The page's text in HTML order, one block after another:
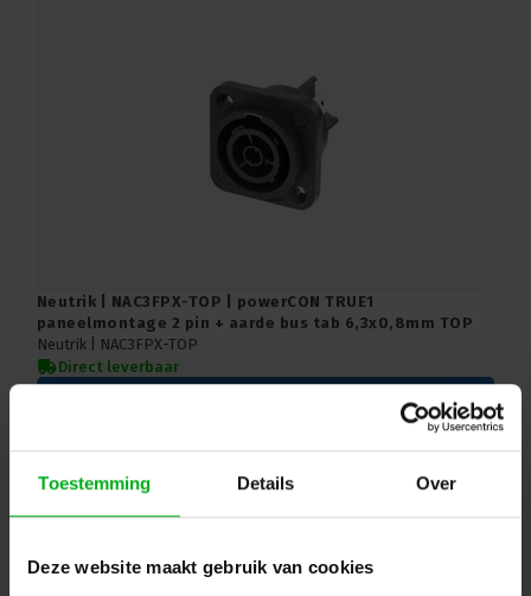
Toestemming Details Over
Deze website maakt gebruik van cookies
Neutrik | NAC3FPX-TOP | powerCON TRUE1
paneelmontage 2 pin + aarde bus tab 6,3x0,8mm TOP
Neutrik |
NAC3FPX-TOP
Direct leverbaar